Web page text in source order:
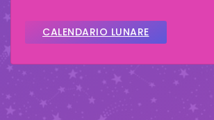
CALENDARIO LUNARE